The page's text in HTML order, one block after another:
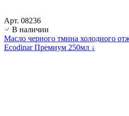
Арт. 08236
В наличии
Масло черного тмина холодного
Ecodinar Премиум 250мл ↓